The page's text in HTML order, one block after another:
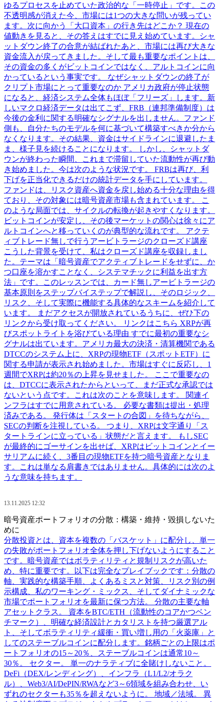
ゆるプロセスを止めていた政治的な「一時停止」です。この
不透明感が消えた今、市場には1つの大きな問いが残ってい
ます。次に向かう「大口資本」の行き先はどこか？ 現在の
値動きを見ると、その答えはすでに見え始めています。シャ
ットダウン終了の合意が結ばれたあと、市場には再び大きな
資金流入が戻ってきました。そして最も重要なポイントは、
その資金の多くがビットコインではなく、アルトコインに向
かっているという事実です。 なぜシャットダウンの終了が
クリプト市場にとって重要なのか アメリカ政府が停止状態
になると、経済システム全体もほぼ「フリーズ」します。新
しいマクロ経済データは出てこず、FRB（連邦準備制度）は
今後の金利に関する明確なシグナルを出しません。ファンド
側も、自分たちのモデルを何に基づいて構築すべきか分から
なくなります。その結果、資金はサイドラインに退避したま
ま、様子見を続けることになります。 しかし、シャットダ
ウンが終わった瞬間、これまで滞留していた流動性が再び動
き始めました。今は次のような状況です。 FRBは再び、利
下げを正当化できるだけの統計データを手にしています。
ファンドは、リスク資産へ資金を戻し始める十分な理由を得
ており、その対象には暗号資産市場も含まれています。 こ
のような局面では、サイクルの転換が起きやすくなります。
ビットコインが安定し、その後マーケットの関心は徐々にア
ルトコインへと移っていくのが典型的な流れです。 アクテ
ィブトレード無しで行うアービトラージのクローズド講座
こうした背景を受けて、私はクローズド講座を収録しまし
た。テーマは「暗号資産でアクティブトレードをせずに、か
つ口座を溶かすことなく、システマチックに利益を出す方
法」です。このレッスンでは、カード無しアービトラージの
基本原則をステップバイステップで解説し、そのロジック、
リスク、そして実際に機能する具体的なスキームを紹介して
います。 まだアクセスが開放されているうちに、ぜひ下の
リンクから受け取ってください。 リンクはこちら XRPが再
びスポットライトを浴びている理由 すでに最初の重要なシ
グナルは出ています。アメリカ最大の決済・清算機関である
DTCCのシステム上に、XRPの現物ETF（スポットETF）に
関する申請が表示され始めました。市場はすぐに反応し、1
週間でXRPは約20％の上昇を見せました。 ここで重要なの
は、DTCCに表示されたからといって、まだ正式な承認では
ないという点です。これは次のことを意味します。 関連イ
ンフラはすでに用意されている。 必要な書類は提出・処理
済みである。 発行体は「スタートの合図」を待ちながら、
SECの判断を注視している。 つまり、XRPは文字通り「ス
タートラインに立っている」状態だと言えます。 もしSEC
が最終的にゴーサインを出せば、XRPはビットコインとイー
サリアムに続く、3番目の現物ETFを持つ暗号資産となりま
す。これは単なる肩書きではありません。具体的には次のよ
うな意味を持ちます。
13.11.2025 12:32
暗号資産ポートフォリオの分散：構築・維持・毀損しないた
めに
分散投資とは、資本を複数の「バスケット」に配分し、単一
の失敗がポートフォリオ全体を押し下げないようにすること
です。暗号資産ではボラティリティと規制リスクが高いた
め、特に重要です。以下は完全なプレイブックです：分散の
軸、実践的な構築手順、よくあるミスと対策、リスク別の例
示構成、私のワーキング・ミックス、そしてダイナミックな
市場でポートフォリオを最新に保つ方法。 分散の主要な軸
アセットクラス。 資本をBTC/ETH（流動性のコアかつベン
チマーク）、明確な経済設計とカタリストを持つ厳選アル
ト、そしてボラティリティ緩衝・買い増し用の「火薬庫」と
してのステーブルコインに配分します。銘柄ごとの上限はポ
ートフォリオの15～20％、ステーブルコインは通常10～
30％。 セクター。 単一のナラティブに全賭けしないこと。
DeFi（DEX/レンディング）、インフラ（L1/L2/オラク
ル）、Web3/AI/DePIN/RWAなど3～6領域を組み合わせ、い
ずれのセクターも35％を超えないように。 地域／法域。 異